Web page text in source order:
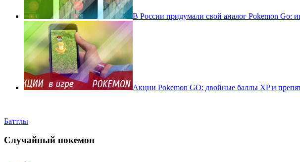
В России придумали свой аналог Pokemon Go:
Акции Pokemon GO: двойные баллы XP и
Баттлы
Случайный покемон